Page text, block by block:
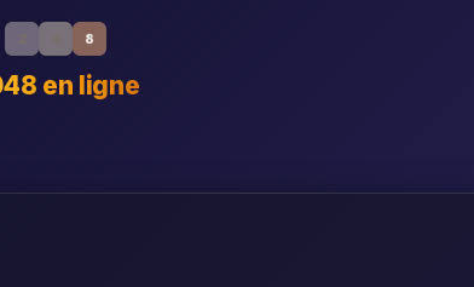
8
en ligne